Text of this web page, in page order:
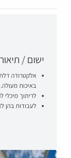
ישום /
אלקטרודה דלת
באיכות מעולה.
לריתוך מיכלי
לעבודות בהן